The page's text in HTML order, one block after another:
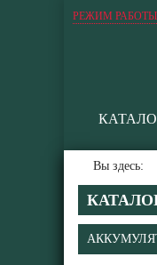
РЕЖИМ РАБОТЫ
Вы здесь: